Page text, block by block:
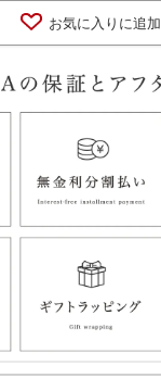
お気に入りに追加